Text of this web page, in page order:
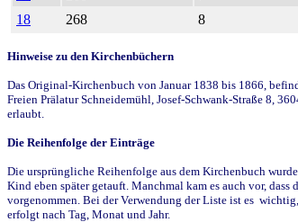
18
268 8
Hinweise zu den Kirchenbüchern
Das Original-Kirchenbuch von Januar 1838 bis 1866,
Freien Prälatur Schneidemühl, Josef-Schwank-Straße 8,
erlaubt.
Die Reihenfolge der Einträge
Die ursprüngliche Reihenfolge aus dem Kirchenbuch
Kind eben später getauft. Manchmal kam es auch vor,
vorgenommen. Bei der Verwendung der Liste ist es
erfolgt nach Tag, Monat und Jahr.